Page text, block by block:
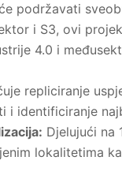
podržavati
i S3, ovi
4.0 i
repliciranje
i identificiranje
Djelujući na
lokalitetima